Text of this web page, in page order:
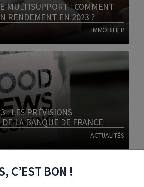
MULTISUPPORT : COMMENT
RENDEMENT EN 2023 ?
IMMOBILIER
: LES PRÉVISIONS
DE LA BANQUE DE FRANCE
ACTUALITÉS
C’EST BON !